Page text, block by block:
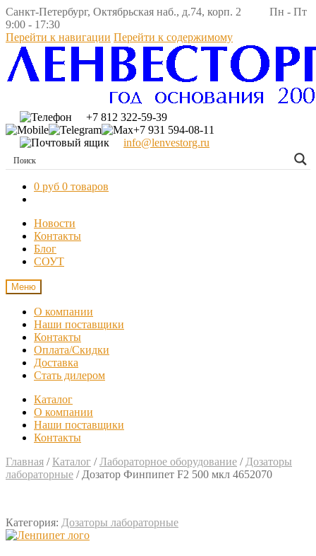
Санкт-Петербург, Октябрьская наб., д.74, корп. 2 Пн - Пт
9:00 - 17:30
Перейти к навигации Перейти к содержимому
+7 812 322-59-39
+7 931 594-08-11
info@lenvestorg.ru
0 руб 0 товаров
Новости
Контакты
Блог
СОУТ
Меню
О компании
Наши поставщики
Контакты
Оплата/Скидки
Доставка
Стать дилером
Каталог
О компании
Наши поставщики
Контакты
Главная / Каталог /Лабораторное оборудование / Дозаторы
лабораторные / Дозатор Финпипет F2 500 мкл 4652070
Категория: Дозаторы лабораторные